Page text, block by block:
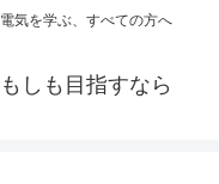
電気を学ぶ、すべての方へ
もしも目指すなら